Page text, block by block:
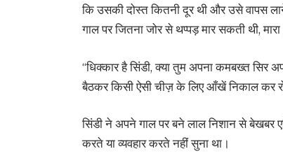
कि उसकी दोस्त कितनी दूर थी और उसे वापस
गाल पर जितना जोर से थप्पड़ मार सकती थी,
“धिक्कार है सिंडी, क्या तुम अपना कमबख्त सिर
बैठकर किसी ऐसी चीज़ के लिए आँखें निकाल कर
सिंडी ने अपने गाल पर बने लाल निशान से बेखबर
करते या व्यवहार करते नहीं सुना था।